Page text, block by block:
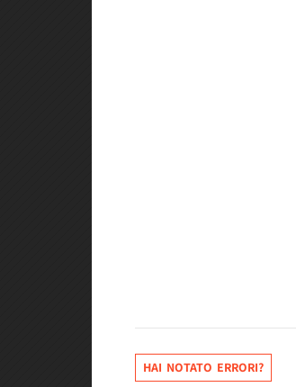
HAI NOTATO ERRORI?